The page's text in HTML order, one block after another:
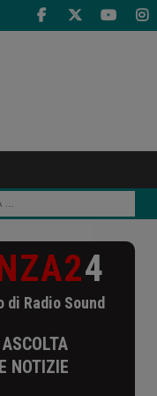
4
di Radio Sound
NOTIZIE